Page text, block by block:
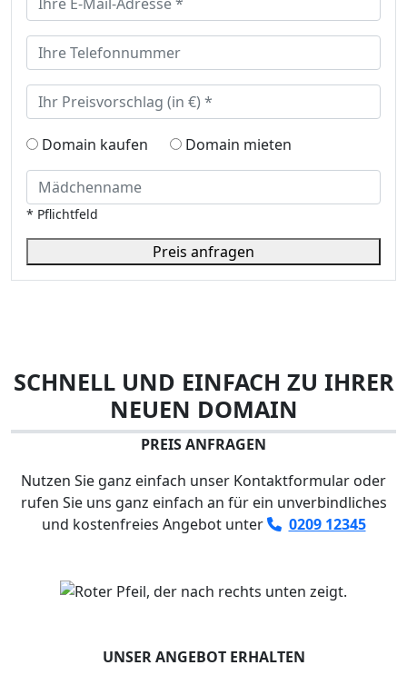
Domain kaufen Domain mieten
* Pflichtfeld
Preis anfragen
SCHNELL UND EINFACH ZU IHRER
NEUEN DOMAIN
PREIS ANFRAGEN
Nutzen Sie ganz einfach unser Kontaktformular oder
rufen Sie uns ganz einfach an für ein unverbindliches
und kostenfreies Angebot unter
0209 12345
UNSER ANGEBOT ERHALTEN